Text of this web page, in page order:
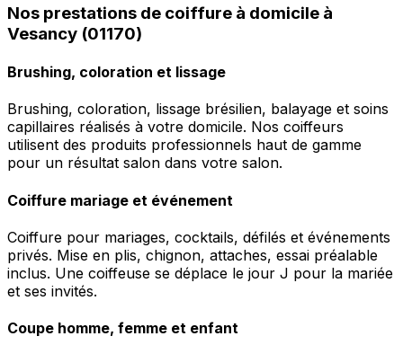
Nos prestations de coiffure à domicile à
Vesancy (01170)
Brushing, coloration et lissage
Brushing, coloration, lissage brésilien, balayage et soins
capillaires réalisés à votre domicile. Nos coiffeurs
utilisent des produits professionnels haut de gamme
pour un résultat salon dans votre salon.
Coiffure mariage et événement
Coiffure pour mariages, cocktails, défilés et événements
privés. Mise en plis, chignon, attaches, essai préalable
inclus. Une coiffeuse se déplace le jour J pour la mariée
et ses invités.
Coupe homme, femme et enfant